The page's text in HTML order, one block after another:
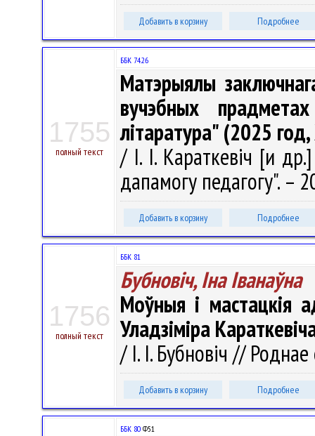
Добавить в корзину Подробнее
1755
полный текст
ББК 74.26
Матэрыялы
вучэбных
літаратура" (2025
/ І. І. Караткевіч [и
дапамогу педагогу". –
Добавить в корзину Подробнее
1756
полный текст
ББК 81
Бубновіч, Іна Іванаўна
Моўныя i мастацкія
Уладзіміра
/ І. І. Бубновіч //
Добавить в корзину Подробнее
ББК 80 Ф51